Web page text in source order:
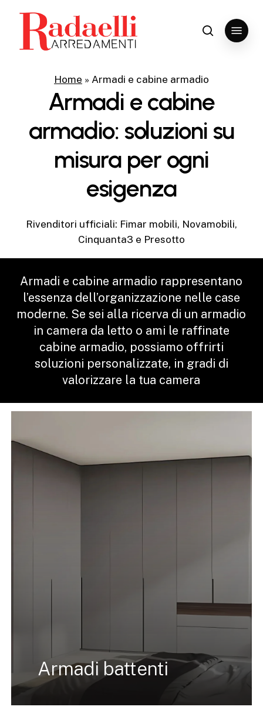
content
search
Menu
Home » Armadi e cabine armadio
Armadi e cabine
armadio: soluzioni su
misura per ogni
esigenza
Rivenditori ufficiali: Fimar mobili, Novamobili,
Cinquanta3 e Presotto
Armadi e cabine armadio rappresentano
l’essenza dell’organizzazione nelle case
moderne. Se sei alla ricerva di un armadio
in camera da letto o ami le raffinate
cabine armadio, possiamo offrirti
soluzioni personalizzate, in gradi di
valorizzare la tua camera
Armadi battenti
Close